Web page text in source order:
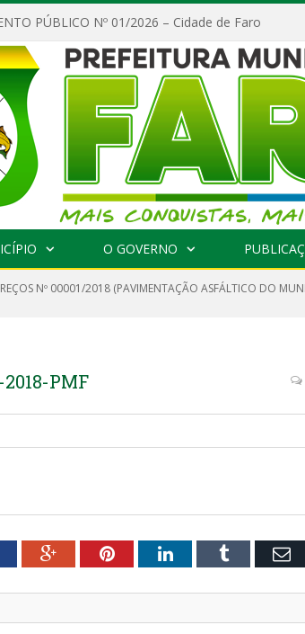
PÚBLICO Nº 01/2026 – Cidade de Faro
O GOVERNO
Nº 00001/2018 (PAVIMENTAÇÃO ASFÁLTICO DO
2018-PMF
Google+PinterestLinkedInTumblr